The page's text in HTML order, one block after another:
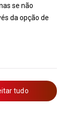
se não
da opção de
tudo